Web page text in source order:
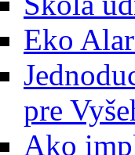
Eko
pre
Ako